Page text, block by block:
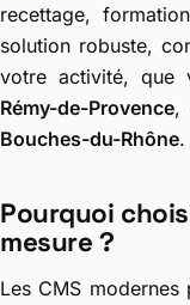
recettage,
solution robuste,
votre activité, que
Rémy-de-Provence,
Bouches-du-Rhône.
Pourquoi
mesure ?
Les CMS